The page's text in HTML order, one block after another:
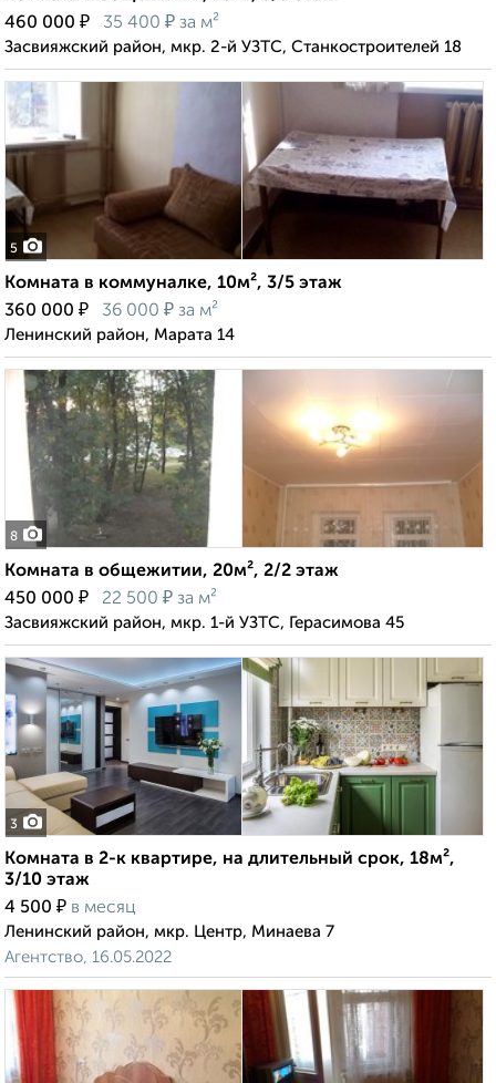
460 000 ₽ 35 400 ₽ за м²
Засвияжский район, мкр. 2-й УЗТС, Станкостроителей 18
5
Комната в коммуналке, 10м², 3/5 этаж
360 000 ₽ 36 000 ₽ за м²
Ленинский район, Марата 14
8
Комната в общежитии, 20м², 2/2 этаж
450 000 ₽ 22 500 ₽ за м²
Засвияжский район, мкр. 1-й УЗТС, Герасимова 45
3
Комната в 2-к квартире, на длительный срок, 18м²,
3/10 этаж
4 500 ₽ в месяц
Ленинский район, мкр. Центр, Минаева 7
Агентство, 16.05.2022